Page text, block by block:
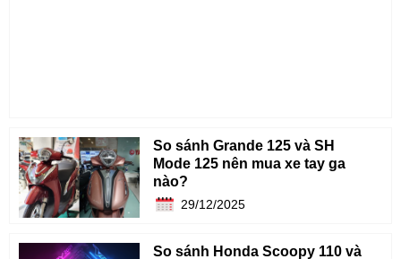
So sánh Grande 125 và SH
Mode 125 nên mua xe tay ga
nào?
29/12/2025
So sánh Honda Scoopy 110 và